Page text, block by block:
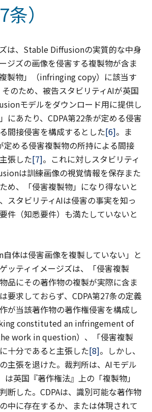
）
は、Stable Diffusionの実質的な中身
ジズの画像を侵害する複製物が含ま
製物」（infringing copy）に該当す
そのため、被告スタビリティAIが英国
モデルをダウンロード用に提供し
にあたり、CDPA第22条が定める侵害
間接侵害を構成するとした[6]。ま
定める侵害複製物の所持による間接
張した[7]。これに対しスタビリティ
は訓練画像の視覚情報を保存また
め、「侵害複製物」になり得ないと
スタビリティAIは侵害の事実を知っ
件（知悉要件）も満たしていないと
自体は侵害画像を複製していない」と
ッティイメージズは、「侵害複製
品にその著作物の複製が実際に含ま
要求しておらず、CDPA第27条の定義
が当該著作物の著作権侵害を構成し
constituted an infringement of
work in question）、「侵害複製
十分であると主張した[8]。しかし、
主張を退けた。裁判所は、AIモデル
英国『著作権法』上の「複製物」
断した。CDPAは、識別可能な著作物
中に存在するか、または体現されて